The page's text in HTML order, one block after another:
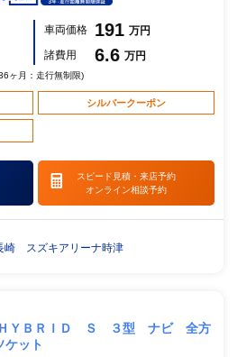
車両価格 191 万円
諸費用
6.6 万円
ヶ月：走行無制限)
シルバークーポン
スピード見積・ 来店予約
オンライン相談予約
崎 スズキアリーナ時津
ＨＹＢＲＩＤ Ｓ ３型 ナビ 全方
ット